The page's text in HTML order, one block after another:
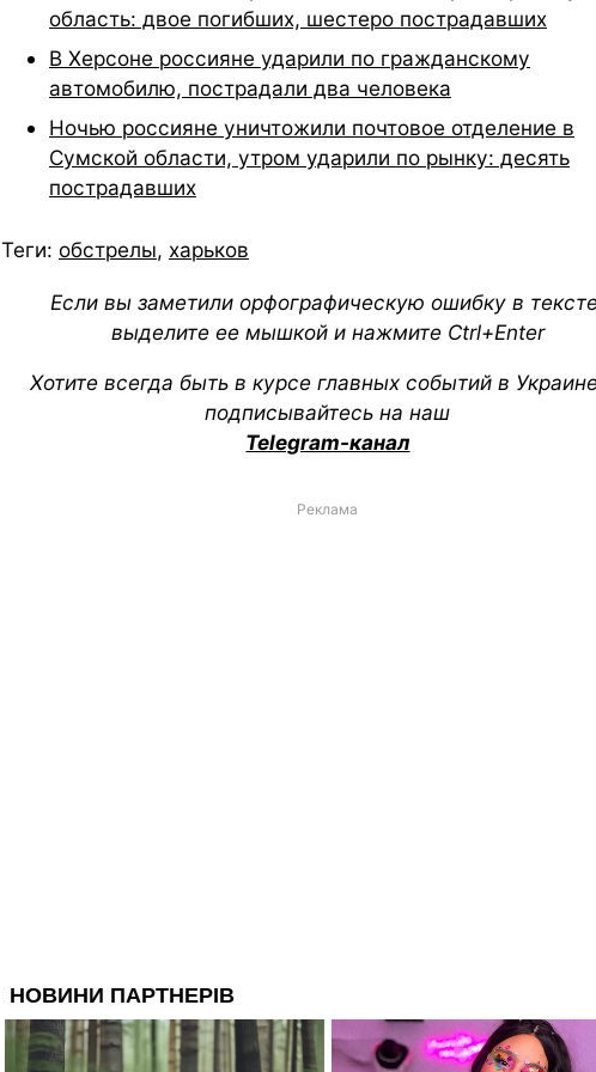
область: двое погибших, шестеро пострадавших
В Херсоне россияне ударили по гражданскому
автомобилю, пострадали два человека
Ночью россияне уничтожили почтовое отделение в
Сумской области, утром ударили по рынку: десять
пострадавших
Теги: обстрелы, харьков
Если вы заметили орфографическую ошибку в
выделите ее мышкой и нажмите Ctrl+Enter
Хотите всегда быть в курсе главных событий в
подписывайтесь на наш
Telegram-канал
Реклама